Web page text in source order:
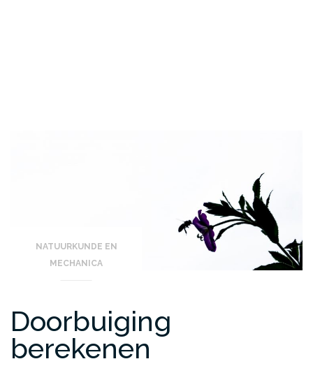
NATUURKUNDE EN
MECHANICA
Doorbuiging
berekenen